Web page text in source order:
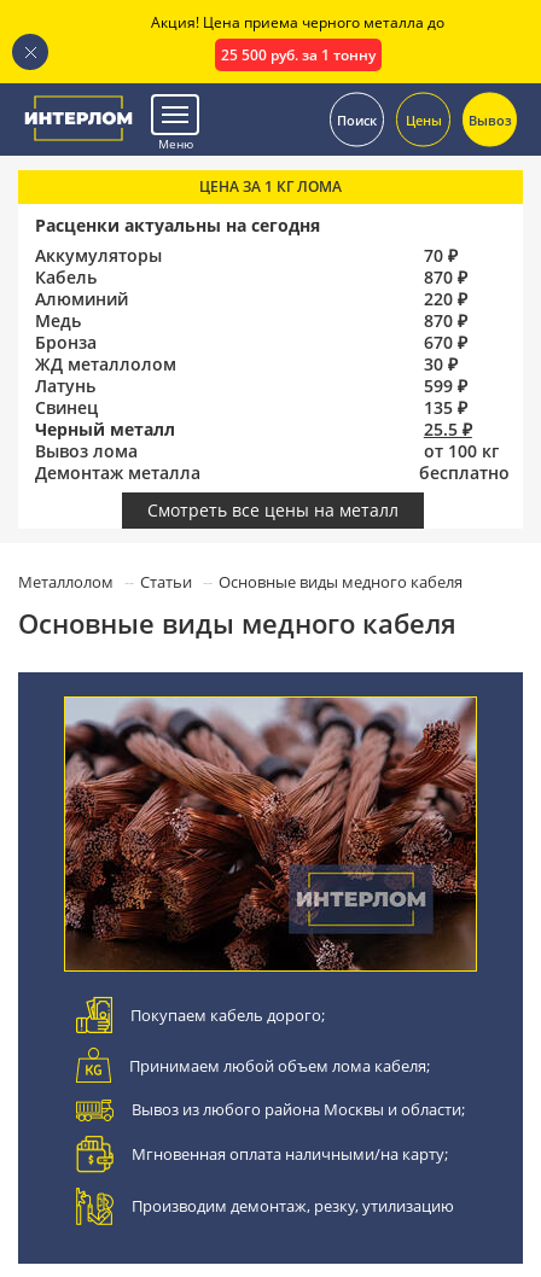
Меню
Поиск Цены Вывоз
ЦЕНА ЗА 1 КГ ЛОМА
Расценки актуальны на сегодня
Аккумуляторы
70 ₽
Кабель
870 ₽
Алюминий
220 ₽
Медь
870 ₽
Бронза
670 ₽
ЖД металлолом
30 ₽
Латунь
599 ₽
Свинец
135 ₽
Черный металл
25.5 ₽
Вывоз лома
от 100 кг
Демонтаж металла
бесплатно
Смотреть все цены на металл
Металлолом Статьи Основные виды медного кабеля
Основные виды медного кабеля
Покупаем кабель дорого;
Принимаем любой объем лома кабеля;
Вывоз из любого района Москвы и области;
Мгновенная оплата наличными/на карту;
Производим демонтаж, резку, утилизацию
Акция! Цена приема черного металла до
25 500 руб. за 1 тонну
.